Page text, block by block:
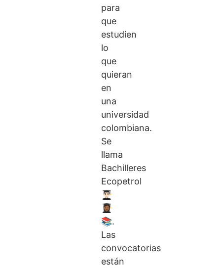
para
que
estudien
lo
que
quieran
en
una
universidad
colombiana.
Se
llama
Bachilleres
Ecopetrol
👨🏻‍🎓
👩🏾‍🎓
📚.
Las
convocatorias
están